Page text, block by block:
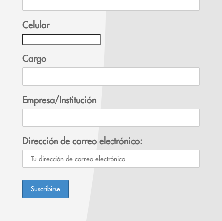
Celular
Cargo
Empresa/Institución
Dirección de correo electrónico: